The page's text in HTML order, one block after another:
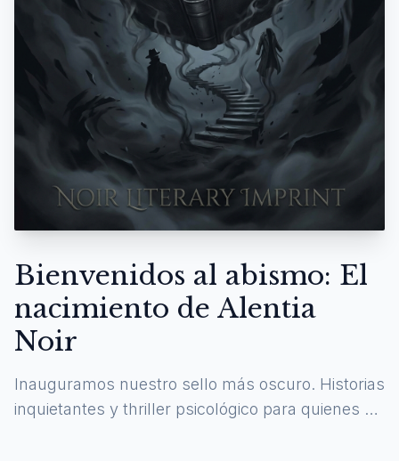
Bienvenidos al abismo: El
nacimiento de Alentia
Noir
Inauguramos nuestro sello más oscuro. Historias
inquietantes y thriller psicológico para quienes se